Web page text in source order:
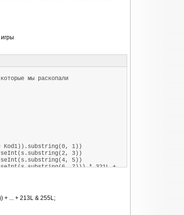
мы раскопали
1))
3))
5))
7))) * 321L +
^ l1) ^ l1 << 8) ^ l1
5)) == 0){
+ ... + 213L & 255L;